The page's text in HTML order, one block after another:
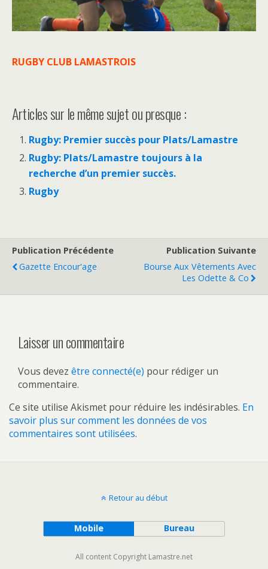
RUGBY CLUB LAMASTROIS‍
Articles sur le même sujet ou presque :
Rugby: Premier succès pour Plats/Lamastre
Rugby: Plats/Lamastre toujours à la
recherche d’un premier succès.
Rugby
Publication Précédente
Gazette Encour'age
Publication Suivante
Bourse Aux Vêtements Avec
Les Odette & Co
Laisser un commentaire
Vous devez être connecté(e) pour rédiger un
commentaire.
Ce site utilise Akismet pour réduire les indésirables. En
savoir plus sur comment les données de vos
commentaires sont utilisées.
Retour au début
Mobile Bureau
All content Copyright Lamastre.net